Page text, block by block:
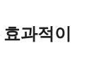
과적이